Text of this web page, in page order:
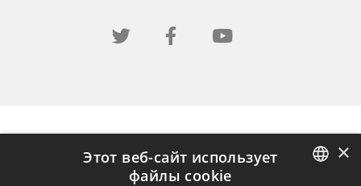
×
Этот веб-сайт использует
файлы cookie